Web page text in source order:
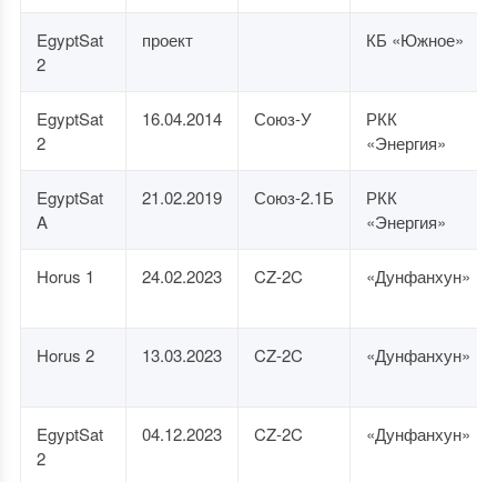
EgyptSat
2
проект КБ «Южное»
EgyptSat
2
16.04.2014 Союз-У
РКК
«Энергия»
EgyptSat
A
21.02.2019 Союз-2.1Б
РКК
«Энергия»
Horus 1 24.02.2023 CZ-2C «Дунфанхун»
Horus 2 13.03.2023 CZ-2C «Дунфанхун»
EgyptSat
2
04.12.2023 CZ-2C «Дунфанхун»